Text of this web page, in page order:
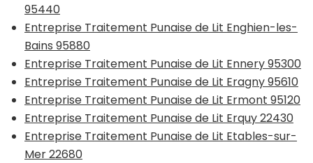
95440
Entreprise Traitement Punaise de Lit Enghien-les-
Bains 95880
Entreprise Traitement Punaise de Lit Ennery 95300
Entreprise Traitement Punaise de Lit Eragny 95610
Entreprise Traitement Punaise de Lit Ermont 95120
Entreprise Traitement Punaise de Lit Erquy 22430
Entreprise Traitement Punaise de Lit Etables-sur-
Mer 22680